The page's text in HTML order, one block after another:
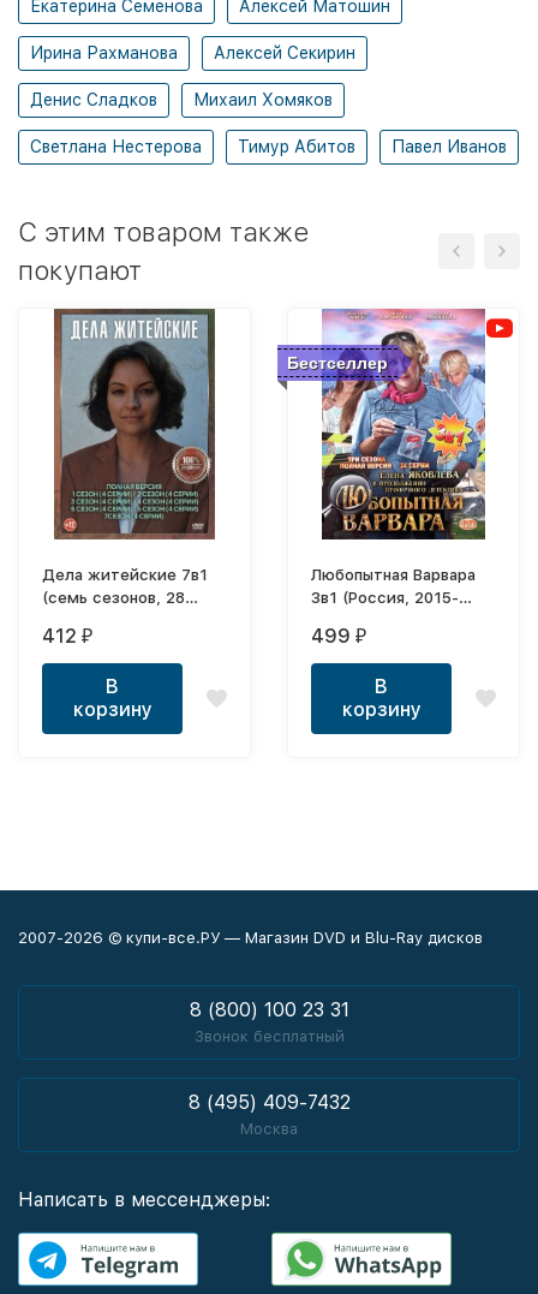
Екатерина Семенова Алексей Матошин
Ирина Рахманова Алексей Секирин
Денис Сладков Михаил Хомяков
Светлана Нестерова Тимур Абитов Павел Иванов
C этим товаром также
покупают
Дела житейские 7в1
(семь сезонов, 28
412 ₽
В
корзину
Бестселлер
Любопытная Варвара
3в1 (Россия, 2015-
сезона, 24 серии)
499 ₽
В
корзину
2007-2026 © купи-все.РУ — Магазин DVD и Blu-Ray дисков
8 (800) 100 23 31
Звонок бесплатный
8 (495) 409-7432
Москва
Написать в мессенджеры: